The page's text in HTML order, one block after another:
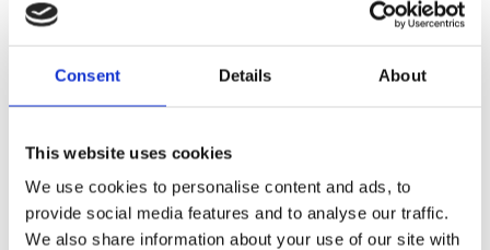
Consent Details About
This website uses cookies
We use cookies to personalise content and ads, to
provide social media features and to analyse our traffic.
We also share information about your use of our site with
Max. Besparen!
Energetic Extreme Sport Body, Face, Hair...
🛒 📦